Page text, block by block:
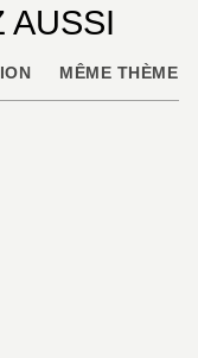
AUSSI
MÊME THÈME